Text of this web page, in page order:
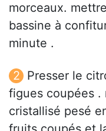
morceaux.
bassine à
minute .
Presser le
figues coupées .
cristallisé pesé